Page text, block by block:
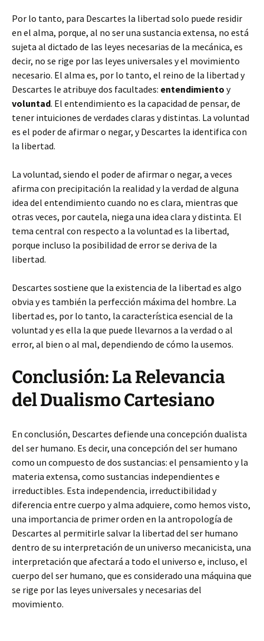
Por lo tanto, para Descartes la libertad solo puede residir
en el alma, porque, al no ser una sustancia extensa, no está
sujeta al dictado de las leyes necesarias de la mecánica, es
decir, no se rige por las leyes universales y el movimiento
necesario. El alma es, por lo tanto, el reino de la libertad y
Descartes le atribuye dos facultades: entendimiento y
voluntad. El entendimiento es la capacidad de pensar, de
tener intuiciones de verdades claras y distintas. La voluntad
es el poder de afirmar o negar, y Descartes la identifica con
la libertad.
La voluntad, siendo el poder de afirmar o negar, a veces
afirma con precipitación la realidad y la verdad de alguna
idea del entendimiento cuando no es clara, mientras que
otras veces, por cautela, niega una idea clara y distinta. El
tema central con respecto a la voluntad es la libertad,
porque incluso la posibilidad de error se deriva de la
libertad.
Descartes sostiene que la existencia de la libertad es algo
obvia y es también la perfección máxima del hombre. La
libertad es, por lo tanto, la característica esencial de la
voluntad y es ella la que puede llevarnos a la verdad o al
error, al bien o al mal, dependiendo de cómo la usemos.
Conclusión: La Relevancia
del Dualismo Cartesiano
En conclusión, Descartes defiende una concepción dualista
del ser humano. Es decir, una concepción del ser humano
como un compuesto de dos sustancias: el pensamiento y la
materia extensa, como sustancias independientes e
irreductibles. Esta independencia, irreductibilidad y
diferencia entre cuerpo y alma adquiere, como hemos visto,
una importancia de primer orden en la antropología de
Descartes al permitirle salvar la libertad del ser humano
dentro de su interpretación de un universo mecanicista, una
interpretación que afectará a todo el universo e, incluso, el
cuerpo del ser humano, que es considerado una máquina que
se rige por las leyes universales y necesarias del
movimiento.